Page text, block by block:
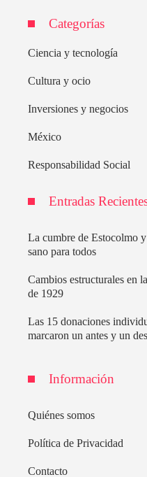
Categorías
Ciencia y tecnología
Cultura y ocio
Inversiones y negocios
México
Responsabilidad Social
Entradas
La cumbre de Estocolmo
sano para todos
Cambios estructurales en
de 1929
Las 15 donaciones
marcaron un antes y un
Información
Quiénes somos
Política de Privacidad
Contacto